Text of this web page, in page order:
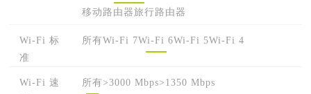
移动路由器旅行路由器
Wi-Fi 标
准
所有Wi-Fi 7Wi-Fi 6Wi-Fi 5Wi-Fi 4
Wi-Fi 速
所有 >3000 Mbps>1350 Mbps